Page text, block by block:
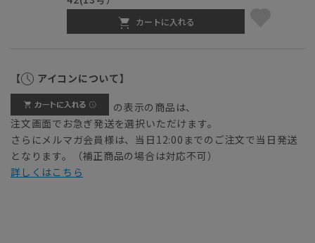
カートに入れる
【 アイコンについて】
の表示の商品は、
注文画面でお急ぎ発送を選択いただけます。
さらにメルマガ会員様は、当日12:00までのご注文で当日発送
となります。（補正商品の場合は対応不可）
詳しくはこちら